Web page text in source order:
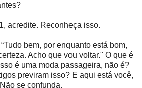
acredite. Reconheça isso.
bem, por enquanto está bom,
Acho que vou voltar." O que é
é uma moda passageira, não é?
previram isso? E aqui está você,
se confunda.